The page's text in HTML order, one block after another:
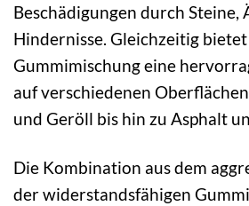
Beschädigungen durch Steine,
Hindernisse. Gleichzeitig
Gummimischung eine
auf verschiedenen
und Geröll bis hin zu Asphalt
Die Kombination aus dem
der widerstandsfähigen